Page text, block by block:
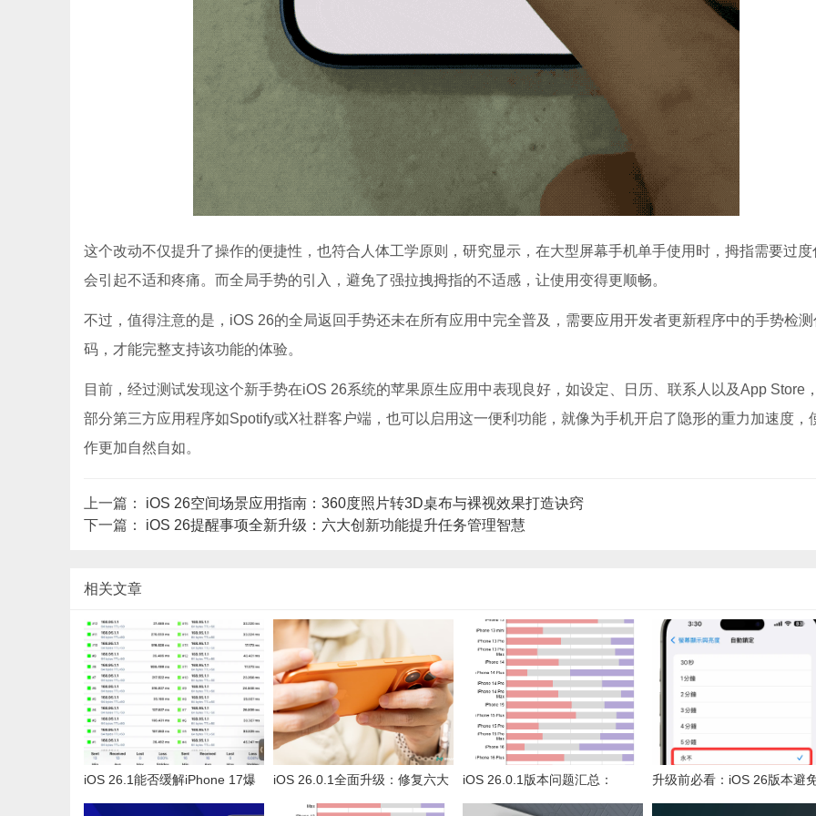
这个改动不仅提升了操作的便捷性，也符合人体工学原则，研究显示，在大型屏幕手机单手使用时，拇指需要过度
会引起不适和疼痛。而全局手势的引入，避免了强拉拽拇指的不适感，让使用变得更顺畅。
不过，值得注意的是，iOS 26的全局返回手势还未在所有应用中完全普及，需要应用开发者更新程序中的手势检测
码，才能完整支持该功能的体验。
目前，经过测试发现这个新手势在iOS 26系统的苹果原生应用中表现良好，如设定、日历、联系人以及App Store
部分第三方应用程序如Spotify或X社群客户端，也可以启用这一便利功能，就像为手机开启了隐形的重力加速度，
作更加自然自如。
上一篇： iOS 26空间场景应用指南：360度照片转3D桌布与裸视效果打造诀窍
下一篇： iOS 26提醒事项全新升级：六大创新功能提升任务管理智慧
相关文章
iOS 26.1能否缓解iPhone 17爆
Ping问题？实测揭示真相
iOS 26.0.1全面升级：修复六大
问题，优化iPhone 17性能体验
iOS 26.0.1版本问题汇总：
iPhone电池续航与闪退现象持续
升级前必看：iOS 26版本避
iPhone升级失败的13个关键